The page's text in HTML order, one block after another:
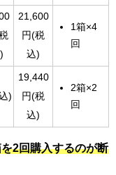
21,600
円(税
込)
1箱×4
回
)
19,440
円(税
込)
2箱×2
回
2回購入するのが断